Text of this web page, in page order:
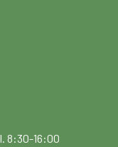
8:30-16:00